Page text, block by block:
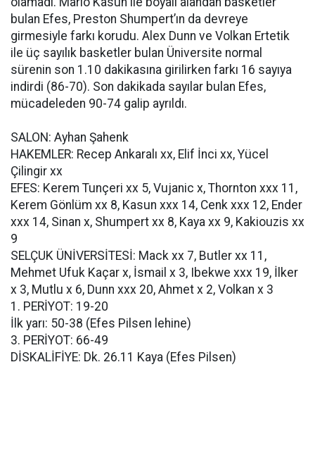
bulan Efes, Preston Shumpert’ın da devreye
girmesiyle farkı korudu. Alex Dunn ve Volkan Ertetik
ile üç sayılık basketler bulan Üniversite normal
sürenin son 1.10 dakikasına girilirken farkı 16 sayıya
indirdi (86-70). Son dakikada sayılar bulan Efes,
mücadeleden 90-74 galip ayrıldı.
SALON: Ayhan Şahenk
HAKEMLER: Recep Ankaralı xx, Elif İnci xx, Yücel
Çilingir xx
EFES: Kerem Tunçeri xx 5, Vujanic x, Thornton xxx 11,
Kerem Gönlüm xx 8, Kasun xxx 14, Cenk xxx 12, Ender
xxx 14, Sinan x, Shumpert xx 8, Kaya xx 9, Kakiouzis xx
9
SELÇUK ÜNİVERSİTESİ: Mack xx 7, Butler xx 11,
Mehmet Ufuk Kaçar x, İsmail x 3, Ibekwe xxx 19, İlker
x 3, Mutlu x 6, Dunn xxx 20, Ahmet x 2, Volkan x 3
1. PERİYOT: 19-20
İlk yarı: 50-38 (Efes Pilsen lehine)
3. PERİYOT: 66-49
DİSKALİFİYE: Dk. 26.11 Kaya (Efes Pilsen)